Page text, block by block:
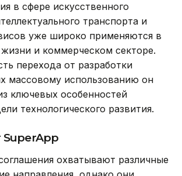
в сфере искусственного
транспорта и
уже широко применяются в
и коммерческом секторе.
перехода от разработки
массовому использованию он
ключевых особенностей
технологического развития.
SuperApp
охватывают различные